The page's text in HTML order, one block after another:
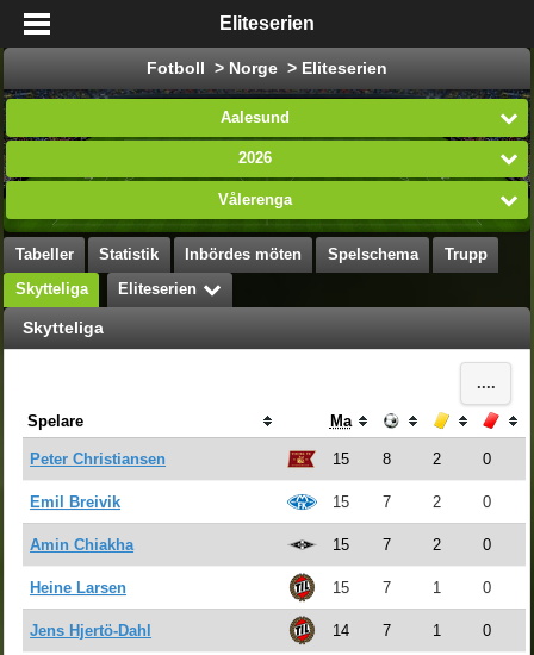
Eliteserien
Fotboll > Norge > Eliteserien
Aalesund
2026
Vålerenga
Tabeller Statistik Inbördes möten Spelschema Trupp
Skytteliga Eliteserien
Skytteliga
....
Spelare Ma Mål Gula kort
Peter Christiansen 15 8 2 0
Emil Breivik 15 7 2 0
Amin Chiakha 15 7 2 0
Heine Larsen 15 7 1 0
Jens Hjertö-Dahl 14 7 1 0